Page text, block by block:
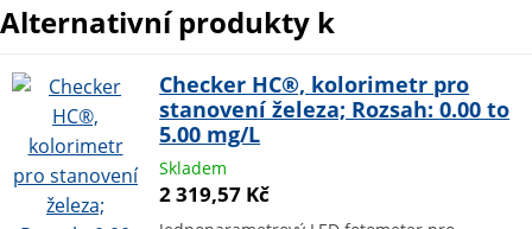
Alternativní produkty k
Checker HC®, kolorimetr pro
stanovení železa; Rozsah: 0.00 to
5.00 mg/L
Skladem
2 319,57 Kč